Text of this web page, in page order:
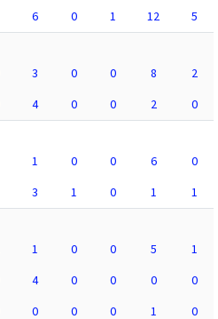
6 0 1 12
5
3 0 0 8
2
4 0 0 2
0
1 0 0 6
0
3 1 0 1
1
1 0 0 5
1
4 0 0 0
0
0 0 0 1
0